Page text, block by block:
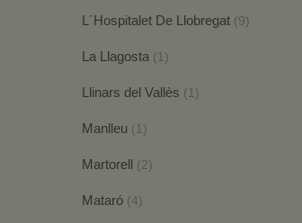
L´Hospitalet De Llobregat (9)
La Llagosta (1)
Llinars del Vallès (1)
Manlleu (1)
Martorell (2)
Mataró (4)